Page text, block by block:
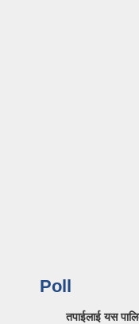
Poll
तपाईलाई यस